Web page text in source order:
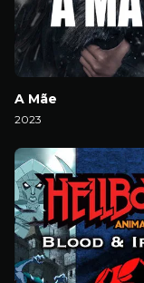
A Mãe
2023